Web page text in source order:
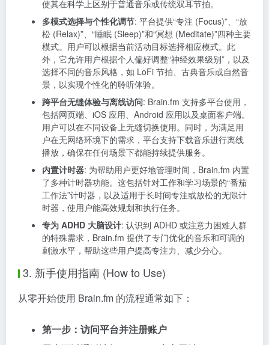
使其在科学上区别于普通音乐或传统双耳节拍。
多模式选择与个性化调节: 平台提供“专注 (Focus)”、“放
松 (Relax)”、“睡眠 (Sleep)”和“冥想 (Meditate)”四种主要
模式。用户可以根据当前活动目标选择相应模式。此
外，它允许用户根据个人偏好调整“神经效果级别”，以及
选择不同的音乐风格，如 LoFi 节拍、古典音乐或自然音
景，以实现个性化的聆听体验。
跨平台无缝体验与离线访问: Brain.fm 支持多平台使用，
包括网页端、iOS 应用、Android 应用以及桌面客户端。
用户可以在不同设备上无缝切换使用。同时，为满足用
户在无网络环境下的需求，平台支持下载音乐进行离线
播放，确保在任何场景下都能持续提供服务。
内置计时器: 为帮助用户更好地管理时间，Brain.fm 内置
了多种计时器功能。这包括针对工作和学习场景的“番茄
工作法”计时器，以及适用于长时间专注或放松的无限计
时器，使用户能高效规划和执行任务。
专为 ADHD 大脑设计: 认识到 ADHD 或注意力困难人群
的特殊需求，Brain.fm 提供了专门优化的音乐和可调的
刺激水平，帮助这些用户提高专注力、减少分心。
3. 新手使用指南 (How to Use)
从零开始使用 Brain.fm 的流程通常如下：
第一步：访问平台并注册账户